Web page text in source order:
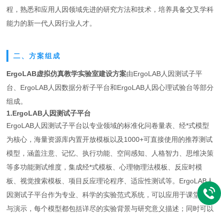
程，熟悉和应用人因领域先进的研究方法和技术，培养具备交叉学科
能力的新一代人因行业人才。
二、方案组成
ErgoLAB虚拟仿真教学实验室建设方案由ErgoLAB人因测试子平
台、ErgoLAB人因数据分析子平台和ErgoLAB人因心理试验台等部分
组成。
1.ErgoLAB人因测试子平台
ErgoLAB人因测试子平台以专业领域的标准化问卷量表、经*式模型
为核心，海量资源库内置开放模板以及1000+可直接使用的推荐测试
模型，涵盖注意、记忆、执行功能、空间感知、人格智力、思维决策
等多功能测试维度，集成经*式模板、心理物理法模板、反应时模
板、视觉搜索模板、项目反应理论程序、适应性测试等。ErgoLAB人
因测试子平台作为专业、科学的实验范式系统，可以应用于课堂教学
与演示，每个模型都包括详尽的实验背景与研究意义描述；同时可以